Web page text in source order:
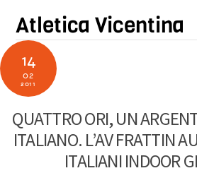
content
Atletica Vicentina
14
02
2011
QUATTRO ORI, UN
ITALIANO. L’AV FRATTIN
ITALIANI INDOOR